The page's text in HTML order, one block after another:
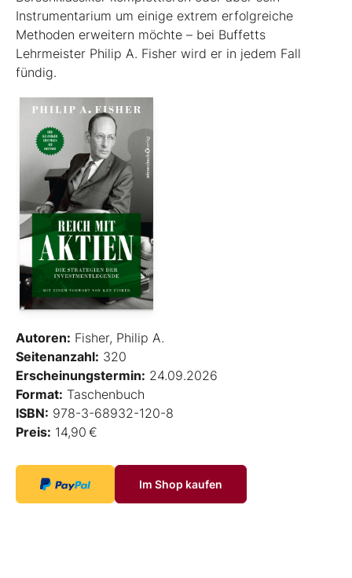
Instrumentarium um einige extrem erfolgreiche
Methoden erweitern möchte – bei Buffetts
Lehrmeister Philip A. Fisher wird er in jedem Fall
fündig.
Autoren: Fisher, Philip A.
Seitenanzahl: 320
Erscheinungstermin: 24.09.2026
Format: Taschenbuch
ISBN: 978-3-68932-120-8
Preis: 14,90 €
Im Shop kaufen